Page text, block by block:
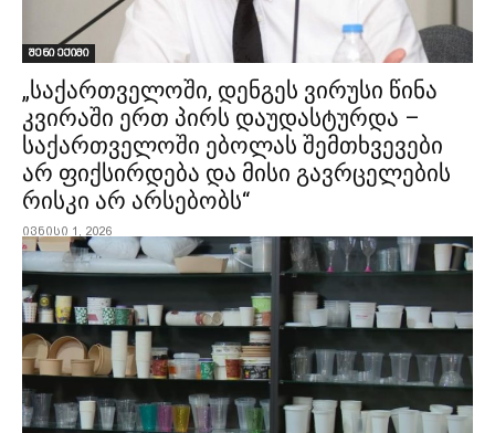
შენი ექიმი
„საქართველოში, დენგეს ვირუსი წინა
კვირაში ერთ პირს დაუდასტურდა –
საქართველოში ებოლას შემთხვევები
არ ფიქსირდება და მისი გავრცელების
რისკი არ არსებობს“
ივნისი 1, 2026